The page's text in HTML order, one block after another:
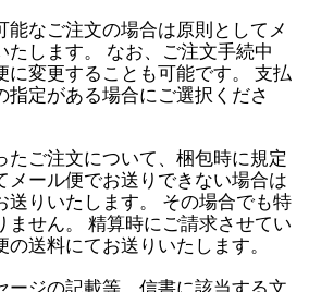
能なご注文の場合は原則としてメ
たします。 なお、ご注文手続中
に変更することも可能です。 支払
指定がある場合にご選択くださ
たご注文について、梱包時に規定
メール便でお送りできない場合は
送りいたします。 その場合でも特
ません。 精算時にご請求させてい
送料にてお送りいたします。
ージの記載等、信書に該当する文